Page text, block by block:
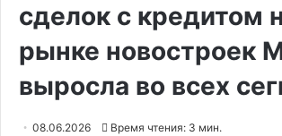
сделок с кредитом
рынке новостроек
выросла во всех
08.06.2026 Время чтения: 3 мин.